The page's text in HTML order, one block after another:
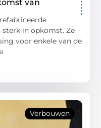
van
in opkomst. Ze
voor enkele van de
Verbouwen